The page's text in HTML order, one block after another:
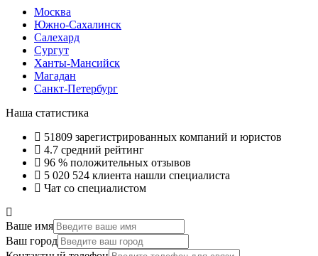
Москва
Южно-Сахалинск
Салехард
Сургут
Ханты-Мансийск
Магадан
Санкт-Петербург
Наша статистика
51809 зарегистрированных компаний и юристов
4.7 средний рейтинг
96 % положительных отзывов
5 020 524 клиента нашли специалиста
Чат со специалистом
Ваше имя
Ваш город